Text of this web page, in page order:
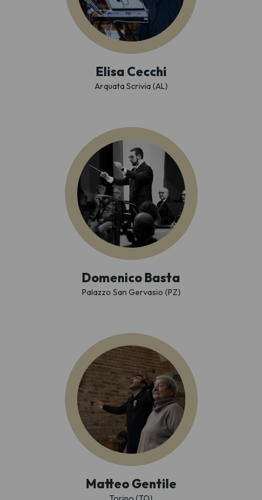
Elisa Cecchi
Arquata Scrivia (AL)
Domenico Basta
Palazzo San Gervasio (PZ)
Matteo Gentile